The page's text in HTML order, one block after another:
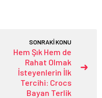
SONRAKİ KONU
Hem Şık Hem de
Rahat Olmak
İsteyenlerin İlk
Tercihi: Crocs
Bayan Terlik